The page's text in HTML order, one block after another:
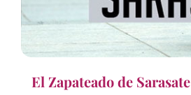
El Zapateado de Sarasate